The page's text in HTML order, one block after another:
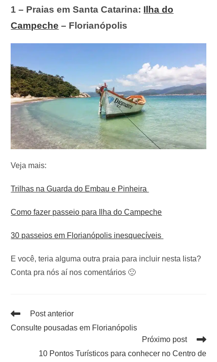
1 – Praias em Santa Catarina: Ilha do
Campeche – Florianópolis
Veja mais:
Trilhas na Guarda do Embau e Pinheira
Como fazer passeio para Ilha do Campeche
30 passeios em Florianópolis inesquecíveis
E você, teria alguma outra praia para incluir nesta lista?
Conta pra nós aí nos comentários 🙂
Post anterior
Consulte pousadas em Florianópolis
Próximo post
10 Pontos Turísticos para conhecer no Centro de